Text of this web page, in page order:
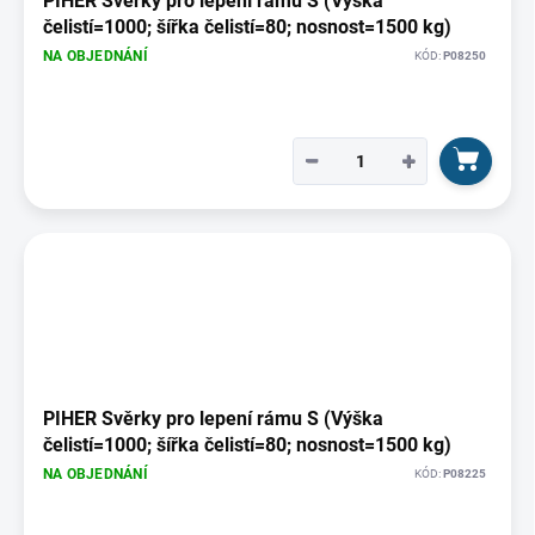
čelistí=1000; šířka čelistí=80; nosnost=1500 kg)
NA OBJEDNÁNÍ KÓD:P08250
+
−
PIHER Svěrky pro lepení rámu S (Výška
čelistí=1000; šířka čelistí=80; nosnost=1500 kg)
NA OBJEDNÁNÍ KÓD:P08225